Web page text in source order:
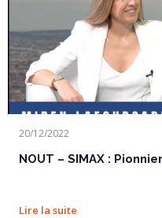
20/12/2022
NOUT – SIMAX :
Lire la suite